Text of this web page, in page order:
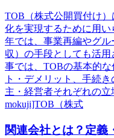
TOB（株式公開買付け
化を実現するために用
年では、事業再編やグ
収）の手段としても活
事では、TOBの基本的
ト・デメリット、手続
主・経営者それぞれの立
mokuji]TOB（株式
関連会社とは？定義